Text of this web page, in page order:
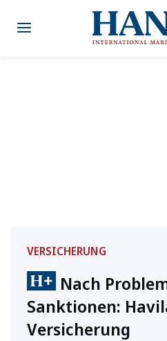
Inhalt
VERSICHERUNG
Nach
Sanktionen:
Versicherung